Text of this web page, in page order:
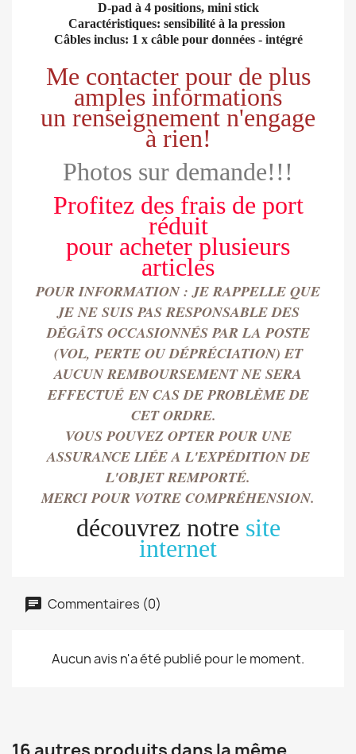
D-pad à 4 positions, mini stick
Caractéristiques: sensibilité à la pression
Câbles inclus: 1 x câble pour données - intégré
Me contacter pour de plus
amples informations
un renseignement n'engage
à rien!
Photos sur demande!!!
Profitez des frais de port
réduit
pour acheter plusieurs
articles
POUR INFORMATION : JE RAPPELLE QUE
JE NE SUIS PAS RESPONSABLE DES
DÉGÂTS OCCASIONNÉS PAR LA POSTE
(VOL, PERTE OU DÉPRÉCIATION) ET
AUCUN REMBOURSEMENT NE SERA
EFFECTUÉEN CAS DE PROBLÈME DE
CET ORDRE.
VOUS POUVEZ OPTER POUR UNE
ASSURANCE LIÉE A L'EXPÉDITION DE
L'OBJET REMPORTÉ.
MERCI POUR VOTRE COMPRÉHENSION.
découvrez notre site
internet
Commentaires (0)
Aucun avis n'a été publié pour le moment.